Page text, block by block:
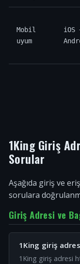
Mobil
uyum
iOS
1King Giriş
Sorular
Aşağıda giriş ve
sorulara
Giriş Adresi ve
1King giriş
1King giriş adresi